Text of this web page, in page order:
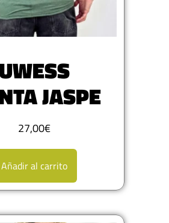
UWESS
JASPE
27,00€
Añadir al carrito